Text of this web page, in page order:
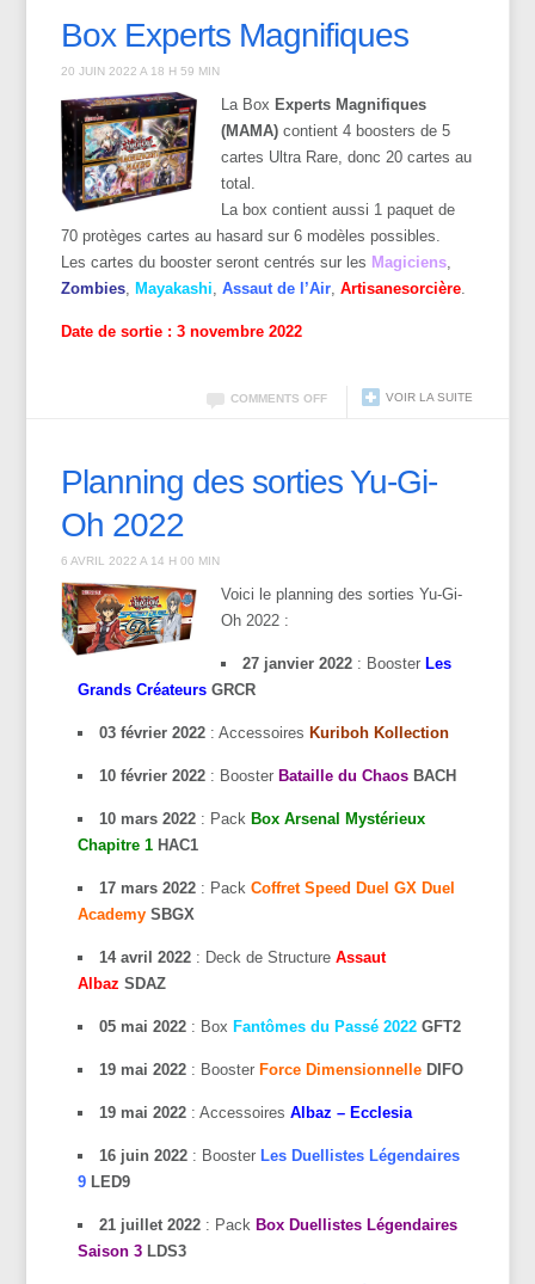
Box Experts Magnifiques
20 JUIN 2022 A 18 H 59 MIN
La Box Experts Magnifiques
(MAMA) contient 4 boosters de 5
cartes Ultra Rare, donc 20 cartes au
total.
La box contient aussi 1 paquet de
70 protèges cartes au hasard sur 6 modèles possibles.
Les cartes du booster seront centrés sur les Magiciens,
Zombies, Mayakashi,Assaut de l’Air,Artisanesorcière.
Date de sortie : 3 novembre 2022
VOIR LA SUITE
COMMENTS OFF
Planning des sorties Yu-Gi-
Oh 2022
6 AVRIL 2022 A 14 H 00 MIN
Voici le planning des sorties Yu-Gi-
Oh 2022 :
27 janvier 2022: Booster Les
Grands Créateurs GRCR
03 février 2022 : Accessoires Kuriboh Kollection
10 février 2022 : Booster Bataille du Chaos BACH
10 mars 2022 : Pack Box Arsenal Mystérieux
Chapitre 1 HAC1
17 mars 2022 : PackCoffret Speed Duel GX Duel
Academy SBGX
14 avril 2022 : Deck de StructureAssaut
Albaz SDAZ
05 mai 2022 : Box Fantômes du Passé 2022 GFT2
19 mai 2022 : Booster Force Dimensionnelle DIFO
19 mai 2022 : AccessoiresAlbaz – Ecclesia
16 juin 2022 : Booster Les Duellistes Légendaires
9 LED9
21 juillet 2022 : Pack Box Duellistes Légendaires
Saison 3 LDS3